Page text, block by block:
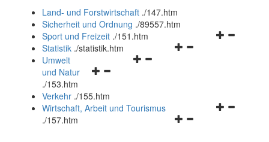
und
schließen
Land- und Forstwirtschaft ./147.htm
Sicherheit und Ordnung ./89557.htm
Navigationsmenü
Sport und Freizeit ./151.htm
Navigationsmenü
Statistik ./statistik.htm
Navigationsmenü
und
schließen
Umwelt
und Natur
./153.htm
Verkehr ./155.htm
Navigationsmenü
Wirtschaft, Arbeit und Tourismus
./157.htm